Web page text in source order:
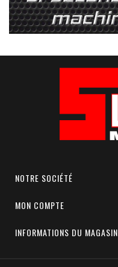
NOTRE SOCIÉTÉ
MON COMPTE
INFORMATIONS DU MAGASIN